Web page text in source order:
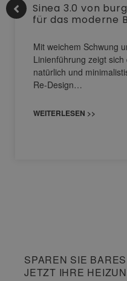
Sinea 3.0 von
für das moderne
Mit weichem Schwung
Linienführung zeigt
natürlich und
Re-Design…
WEITERLESEN >>
SPAREN SIE
JETZT IHRE